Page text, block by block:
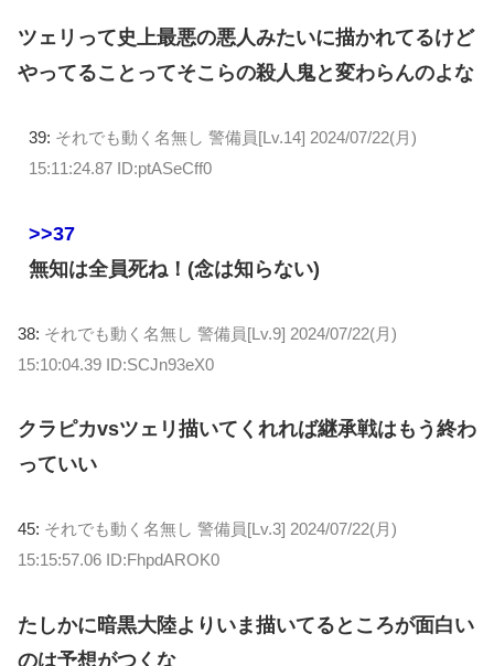
ツェリって史上最悪の悪人みたいに描かれてるけど
やってることってそこらの殺人鬼と変わらんのよな
39: それでも動く名無し 警備員[Lv.14] 2024/07/22(月)
15:11:24.87 ID:ptASeCff0
>>37
無知は全員死ね！(念は知らない)
38: それでも動く名無し 警備員[Lv.9] 2024/07/22(月)
15:10:04.39 ID:SCJn93eX0
クラピカvsツェリ描いてくれれば継承戦はもう終わ
っていい
45: それでも動く名無し 警備員[Lv.3] 2024/07/22(月)
15:15:57.06 ID:FhpdAROK0
たしかに暗黒大陸よりいま描いてるところが面白い
のは予想がつくな